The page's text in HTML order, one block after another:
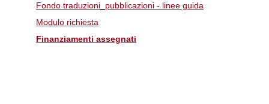
Fondo traduzioni_pubblicazioni - linee guida
Modulo richiesta
Finanziamenti assegnati